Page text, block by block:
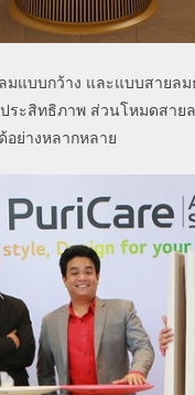
มแบบกว้าง และแบบสายล
ระสิทธิภาพ ส่วนโหมดสา
อย่างหลากหลาย